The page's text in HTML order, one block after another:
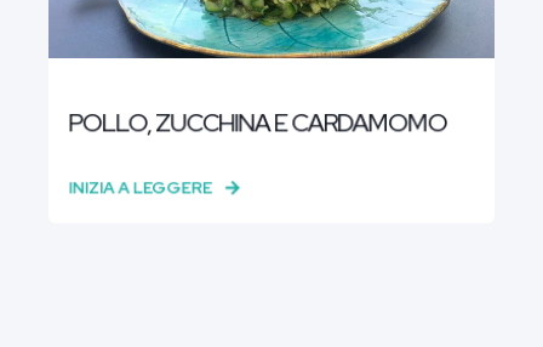
POLLO, ZUCCHINA E CARDAMOMO
INIZIA A LEGGERE